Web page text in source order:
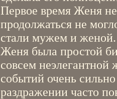
Первое время Женя
продолжаться не
стали мужем и женой.
Женя была простой
совсем
событий очень
раздражении часто